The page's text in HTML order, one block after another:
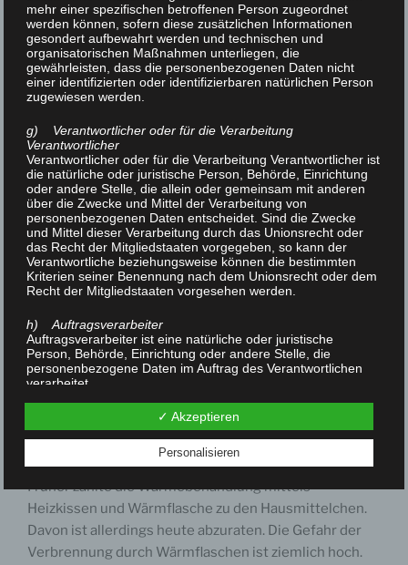
Wärme stellt die Gefäße weit, so dass das Blut besser
hindurchfließen kann – die Durchblutung wird
gefördert, Stoffwechselabbauprodukte werden
schneller abtransportiert und Botenstoffe des
Immunsystems vermehrt in Umlauf gebracht. Auch
entlastet werden. Außerdem entspannt Wärme die
Muskeln, macht das Bindegewebe flexibler und erhöht
die Fließfähigkeit (Viskosität) der Gelenkflüssigkeit.
Wie wird Wärmetherapie angewendet?
Hier gibt es verschiedene Möglichkeiten
Steigerung der Durchblutung )
2. Infrarot ( Infrarotlicht erzeugt Wärme )
3. heiße Rolle ( Wärmebehandlung mit heissen Tüchern
)
4. Heißluft ( heiße Luft entspannt Muskulatur )
5. Hot Stone ( heiße Steine )
Früher zählte die Wärmebehandlung mittels
Heizkissen und Wärmflasche zu den Hausmittelchen.
Davon ist allerdings heute abzuraten. Die Gefahr der
Verbrennung durch Wärmflaschen ist ziemlich hoch.
mehr einer spezifischen betroffenen Person zugeordnet
werden können, sofern diese zusätzlichen Informationen
gesondert aufbewahrt werden und technischen und
organisatorischen Maßnahmen unterliegen, die
gewährleisten, dass die personenbezogenen Daten nicht
einer identifizierten oder identifizierbaren natürlichen Person
zugewiesen werden.
g) Verantwortlicher oder für die Verarbeitung
Verantwortlicher
Verantwortlicher oder für die Verarbeitung Verantwortlicher ist
die natürliche oder juristische Person, Behörde, Einrichtung
oder andere Stelle, die allein oder gemeinsam mit anderen
über die Zwecke und Mittel der Verarbeitung von
personenbezogenen Daten entscheidet. Sind die Zwecke
und Mittel dieser Verarbeitung durch das Unionsrecht oder
das Recht der Mitgliedstaaten vorgegeben, so kann der
Verantwortliche beziehungsweise können die bestimmten
Kriterien seiner Benennung nach dem Unionsrecht oder dem
Recht der Mitgliedstaaten vorgesehen werden.
h) Auftragsverarbeiter
Auftragsverarbeiter ist eine natürliche oder juristische
Person, Behörde, Einrichtung oder andere Stelle, die
personenbezogene Daten im Auftrag des Verantwortlichen
verarbeitet.
Empfänger ist eine natürliche oder juristische Person,
Behörde, Einrichtung oder andere Stelle, der
personenbezogene Daten offengelegt werden, unabhängig
Behörden, die im Rahmen eines bestimmten
Untersuchungsauftrags nach dem Unionsrecht oder dem
personenbezogene Daten erhalten, gelten jedoch nicht als
Empfänger
✓ Akzeptieren
Personalisieren